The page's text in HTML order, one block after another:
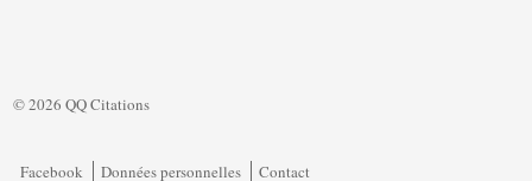
© 2026 QQ Citations
Facebook Données personnelles Contact